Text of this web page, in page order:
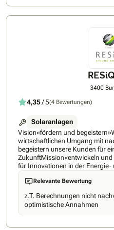
3400
4,35/ 5(4 Bewertungen)
Solaranlagen
Vision«fördern und
wirtschaftlichen Umgang mit
begeistern unsere Kunden für
ZukunftMission«entwickeln und
für Innovationen in der
setzen diese mit hoher
Planung, Ausführung und
Ressourcen+ Innovationen+
RESiQQualitätsversprechenWir
Leistungen in der Planung,
Photovoltaikprojekten.Wir
Relevante Bewertung
z.T. Berechnungen nicht
optimistische Annahmen